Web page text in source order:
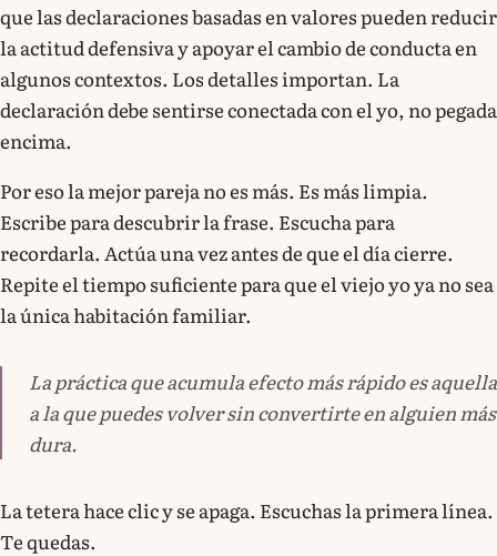
que las declaraciones basadas en valores pueden reducir
la actitud defensiva y apoyar el cambio de conducta en
algunos contextos. Los detalles importan. La
declaración debe sentirse conectada con el yo, no pegada
encima.
Por eso la mejor pareja no es más. Es más limpia.
Escribe para descubrir la frase. Escucha para
recordarla. Actúa una vez antes de que el día cierre.
Repite el tiempo suficiente para que el viejo yo ya no sea
la única habitación familiar.
La práctica que acumula efecto más rápido es aquella
a la que puedes volver sin convertirte en alguien más
dura.
La tetera hace clic y se apaga. Escuchas la primera línea.
Te quedas.